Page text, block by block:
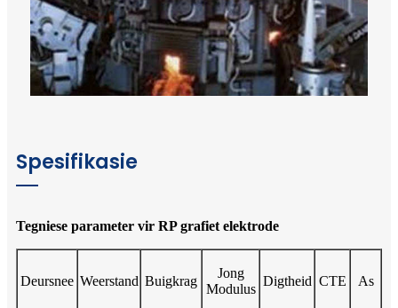
Spesifikasie
Tegniese parameter vir RP grafiet elektrode
Deursnee Weerstand Buigkrag
Jong
Modulus
Digtheid CTE As